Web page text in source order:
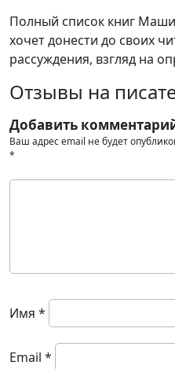
Полный список книг
хочет донести до своих
рассуждения, взгляд на
Отзывы на
Добавить
Ваш адрес email не будет
*
Имя *
Email *